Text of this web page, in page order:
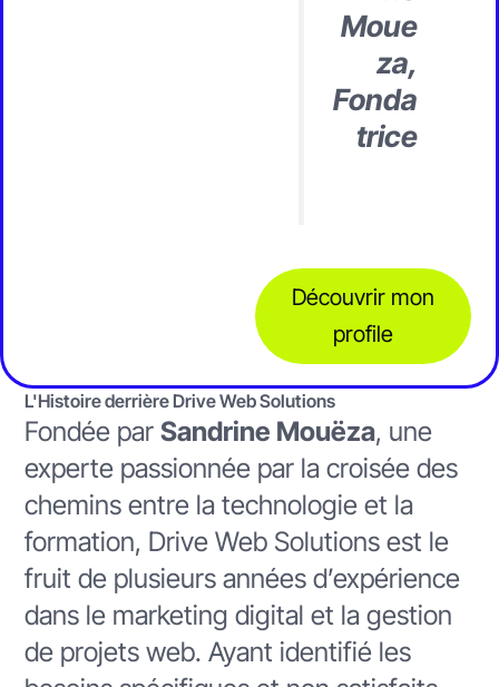
Moue
za,
Fonda
trice
Découvrir mon
profile
L'Histoire derrière Drive Web Solutions
Fondée parSandrine Mouëza, une
experte passionnée par la croisée des
chemins entre la technologie et la
formation, Drive Web Solutions est le
fruit de plusieurs années d’expérience
dans le marketing digital et la gestion
de projets web. Ayant identifié les